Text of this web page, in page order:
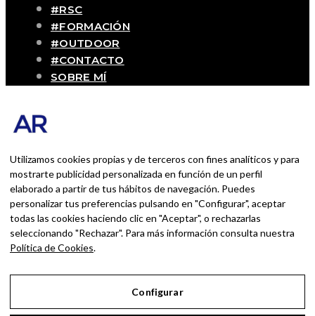
#RSC
#FORMACIÓN
#OUTDOOR
#CONTACTO
SOBRE MÍ
Romero. Experiencias personales y
con lo que hace cada día
BUSCAR POR:
BUSCAR
Ingresa las palabras de la búsqueda y presiona
Enter.
Utilizamos cookies propias y de terceros con fines analíticos y para
mostrarte publicidad personalizada en función de un perfil
elaborado a partir de tus hábitos de navegación. Puedes
personalizar tus preferencias pulsando en "Configurar", aceptar
todas las cookies haciendo clic en "Aceptar", o rechazarlas
seleccionando "Rechazar". Para más información consulta nuestra
Política de Cookies.
Configurar
Aviso Legal